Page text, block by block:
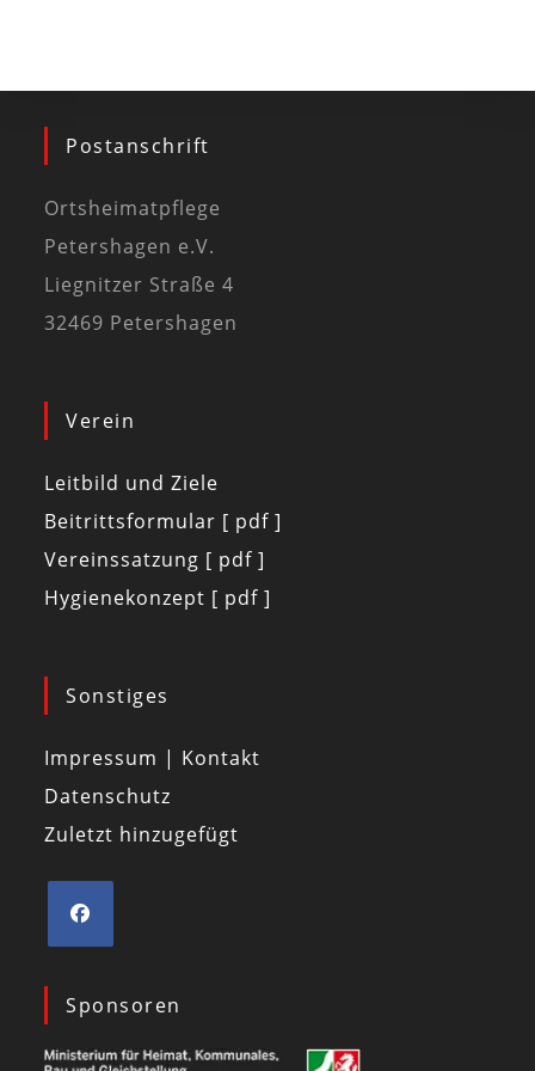
Postanschrift
Ortsheimatpflege
Petershagen e.V.
Liegnitzer Straße 4
32469 Petershagen
Verein
Leitbild und Ziele
Beitrittsformular [ pdf ]
Vereinssatzung [ pdf ]
Hygienekonzept [ pdf ]
Sonstiges
Impressum | Kontakt
Datenschutz
Zuletzt hinzugefügt
Sponsoren